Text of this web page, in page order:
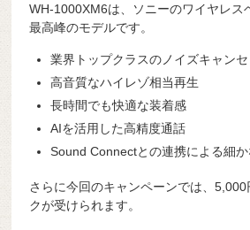
WH-1000XM6は、ソニーのワイヤレス
最高峰のモデルです。
業界トップクラスのノイズキャン
高音質なハイレゾ相当再生
長時間でも快適な装着感
AIを活用した高精度通話
Sound Connectとの連携による細
さらに今回のキャンペーンでは、
クが受けられます。